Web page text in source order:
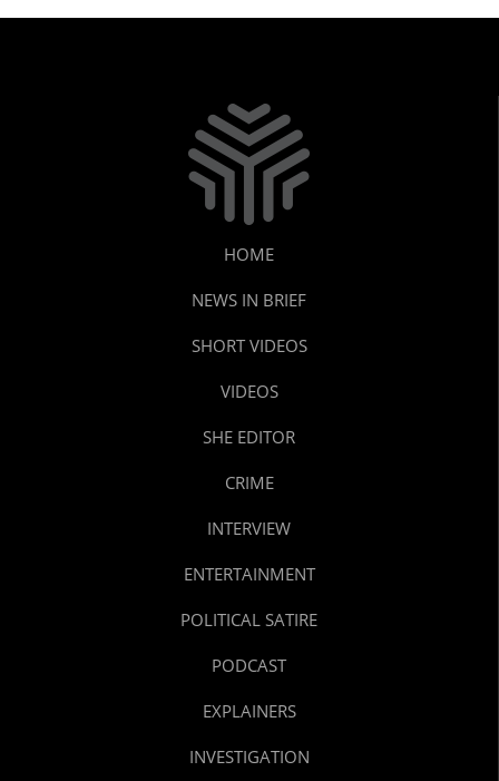
HOME
NEWS IN BRIEF
SHORT VIDEOS
VIDEOS
SHE EDITOR
CRIME
INTERVIEW
ENTERTAINMENT
POLITICAL SATIRE
PODCAST
EXPLAINERS
INVESTIGATION